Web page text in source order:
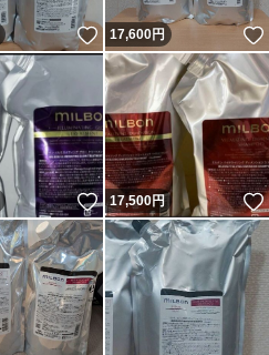
いいね！
17,600円
いいね！
17,500円